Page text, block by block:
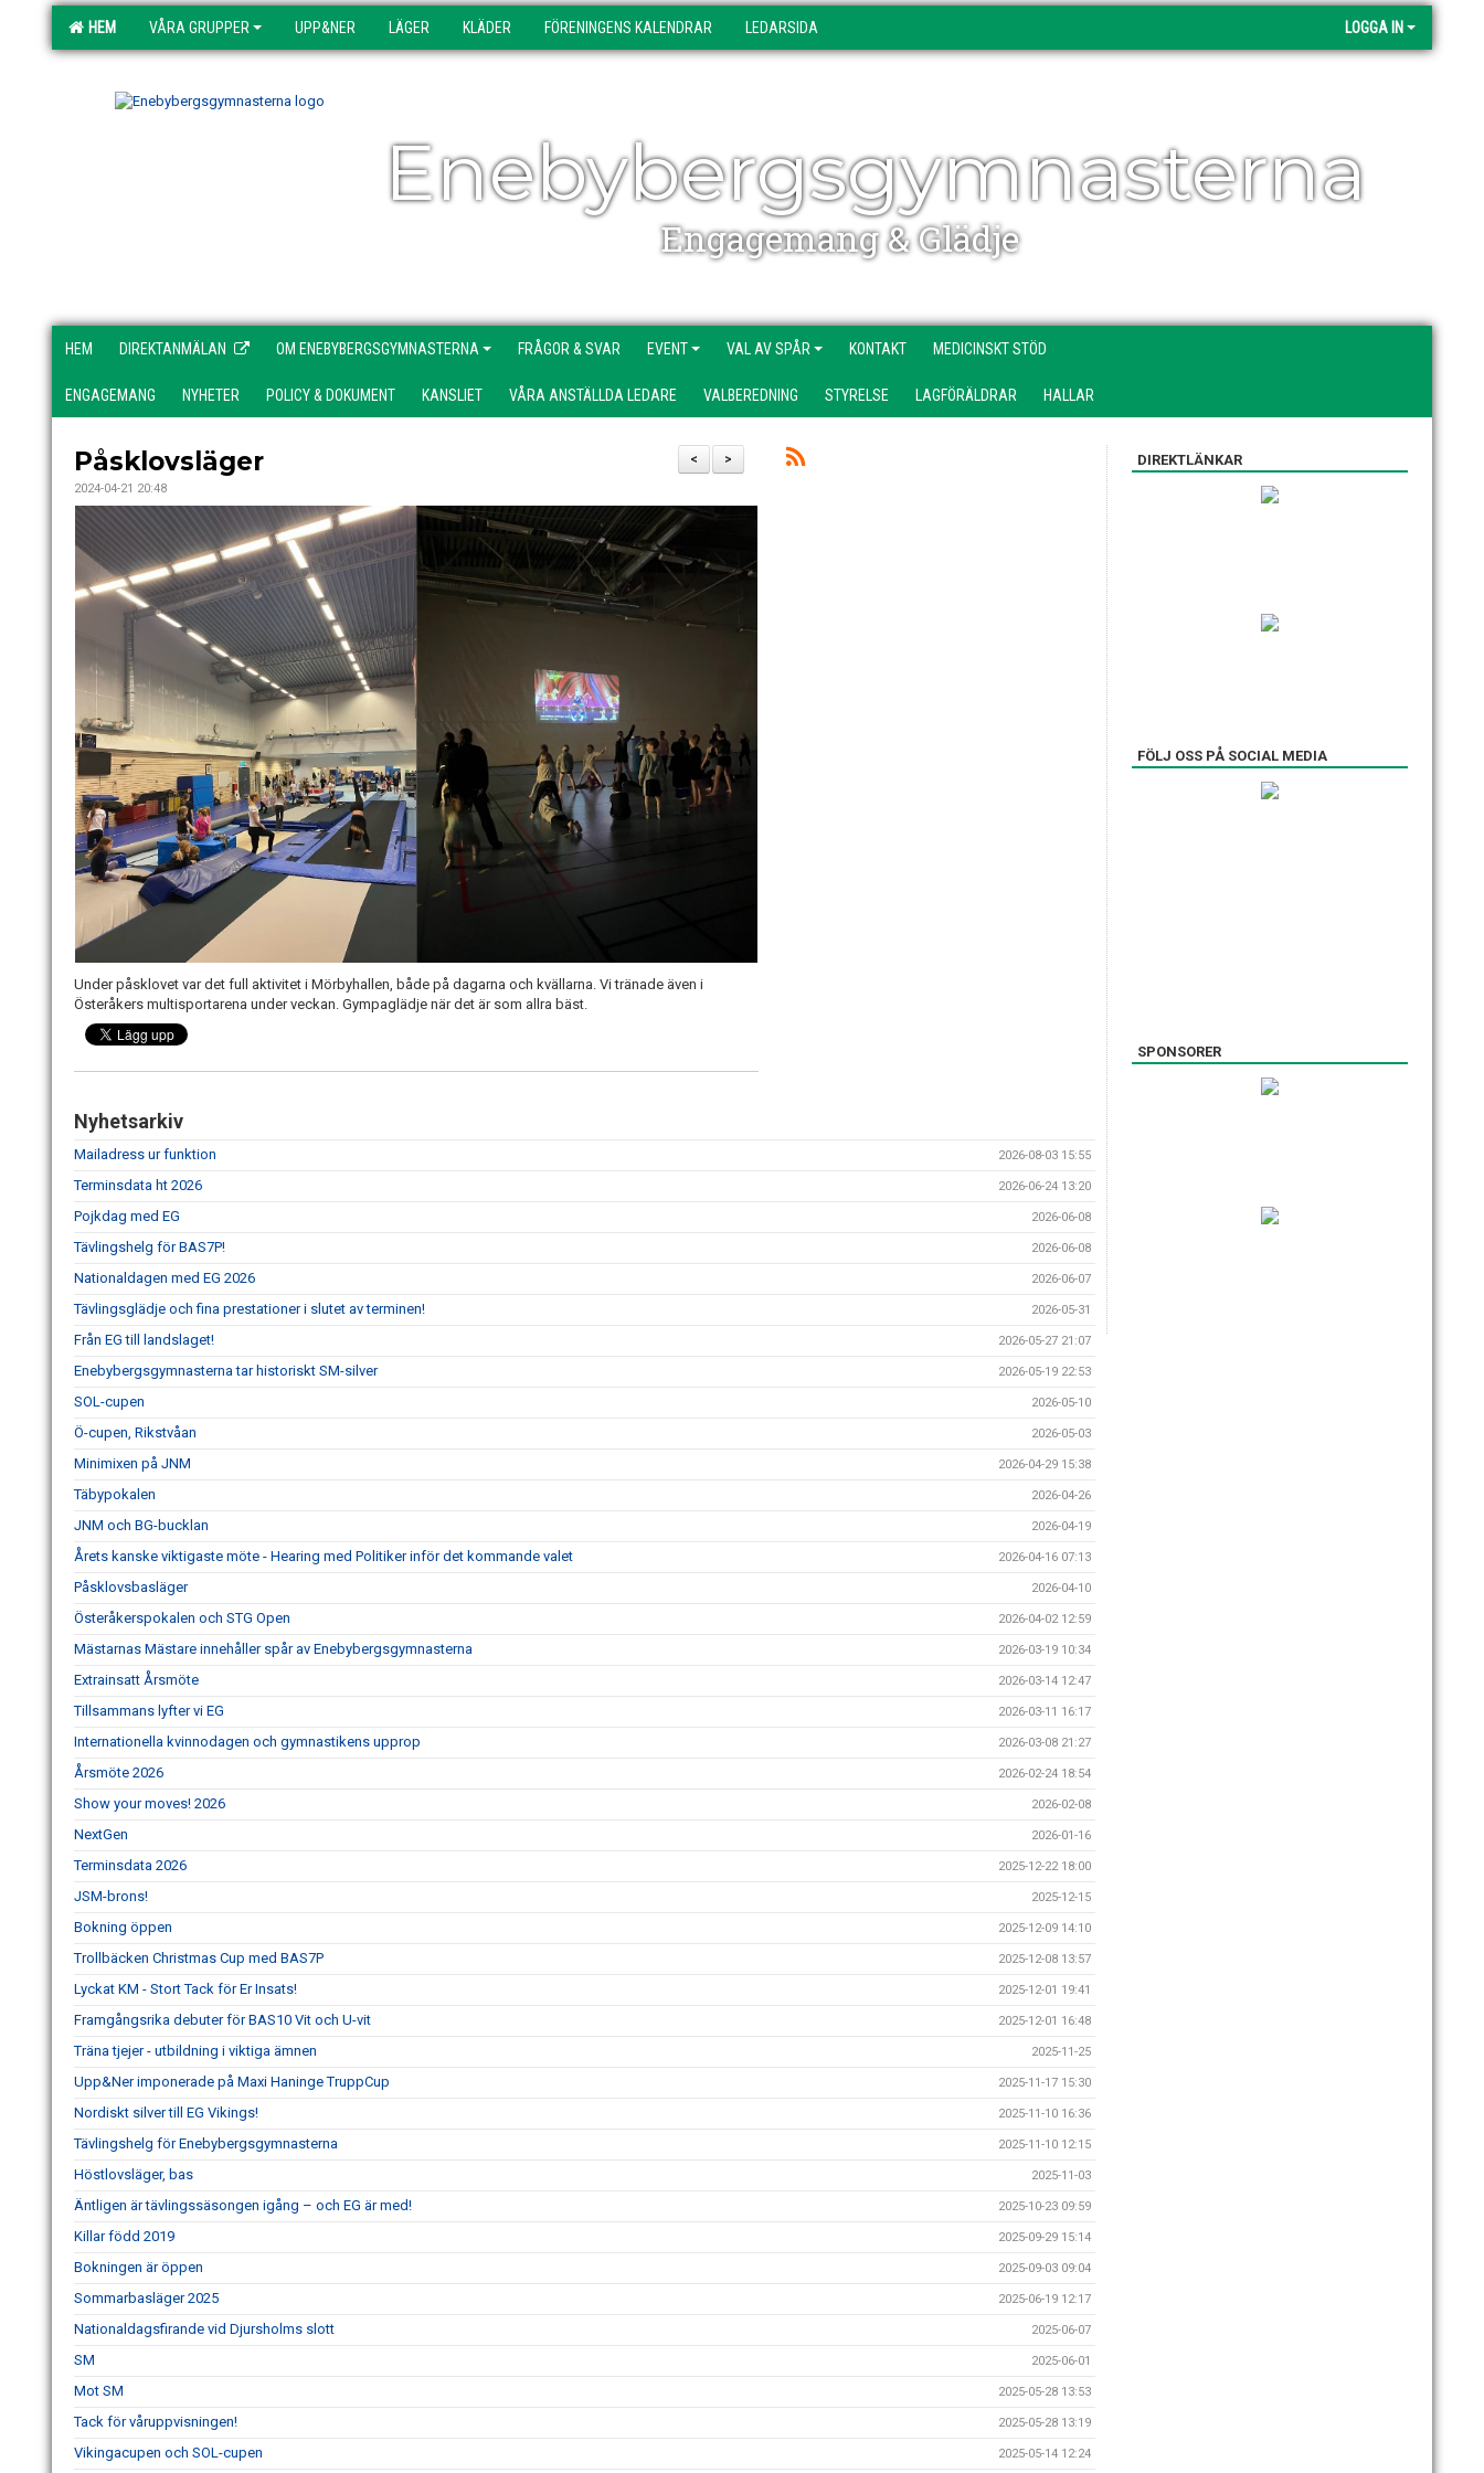
HEM VÅRA GRUPPER UPP&NER LÄGER KLÄDER FÖRENINGENS KALENDRAR LEDARSIDA LOGGA IN
Enebybergsgymnasterna
Engagemang & Glädje
HEM DIREKTANMÄLAN OM ENEBYBERGSGYMNASTERNA FRÅGOR & SVAR EVENT VAL AV SPÅR KONTAKT MEDICINSKT STÖD
ENGAGEMANG NYHETER POLICY & DOKUMENT KANSLIET VÅRA ANSTÄLLDA LEDARE VALBEREDNING STYRELSE LAGFÖRÄLDRAR HALLAR
>
<
Påsklovsläger
2024-04-21 20:48
Under påsklovet var det full aktivitet i Mörbyhallen, både på dagarna och kvällarna. Vi tränade även i
Österåkers multisportarena under veckan. Gympaglädje när det är som allra bäst.
Nyhetsarkiv
Mailadress ur funktion 2026-08-03 15:55
Terminsdata ht 2026 2026-06-24 13:20
Pojkdag med EG 2026-06-08
Tävlingshelg för BAS7P! 2026-06-08
Nationaldagen med EG 2026 2026-06-07
Tävlingsglädje och fina prestationer i slutet av terminen! 2026-05-31
Från EG till landslaget! 2026-05-27 21:07
Enebybergsgymnasterna tar historiskt SM-silver 2026-05-19 22:53
SOL-cupen 2026-05-10
Ö-cupen, Rikstvåan 2026-05-03
Minimixen på JNM 2026-04-29 15:38
Täbypokalen 2026-04-26
JNM och BG-bucklan 2026-04-19
Årets kanske viktigaste möte - Hearing med Politiker inför det kommande valet 2026-04-16 07:13
Påsklovsbasläger 2026-04-10
Österåkerspokalen och STG Open 2026-04-02 12:59
Mästarnas Mästare innehåller spår av Enebybergsgymnasterna 2026-03-19 10:34
Extrainsatt Årsmöte 2026-03-14 12:47
Tillsammans lyfter vi EG 2026-03-11 16:17
Internationella kvinnodagen och gymnastikens upprop 2026-03-08 21:27
Årsmöte 2026 2026-02-24 18:54
Show your moves! 2026 2026-02-08
NextGen 2026-01-16
Terminsdata 2026 2025-12-22 18:00
JSM-brons! 2025-12-15
Bokning öppen 2025-12-09 14:10
Trollbäcken Christmas Cup med BAS7P 2025-12-08 13:57
Lyckat KM - Stort Tack för Er Insats! 2025-12-01 19:41
Framgångsrika debuter för BAS10 Vit och U-vit 2025-12-01 16:48
Träna tjejer - utbildning i viktiga ämnen 2025-11-25
Upp&Ner imponerade på Maxi Haninge TruppCup 2025-11-17 15:30
Nordiskt silver till EG Vikings! 2025-11-10 16:36
Tävlingshelg för Enebybergsgymnasterna 2025-11-10 12:15
Höstlovsläger, bas 2025-11-03
Äntligen är tävlingssäsongen igång – och EG är med! 2025-10-23 09:59
Killar född 2019 2025-09-29 15:14
Bokningen är öppen 2025-09-03 09:04
Sommarbasläger 2025 2025-06-19 12:17
Nationaldagsfirande vid Djursholms slott 2025-06-07
SM 2025-06-01
Mot SM 2025-05-28 13:53
Tack för våruppvisningen! 2025-05-28 13:19
Vikingacupen och SOL-cupen 2025-05-14 12:24
DIREKTLÄNKAR
FÖLJ OSS PÅ SOCIAL MEDIA
SPONSORER